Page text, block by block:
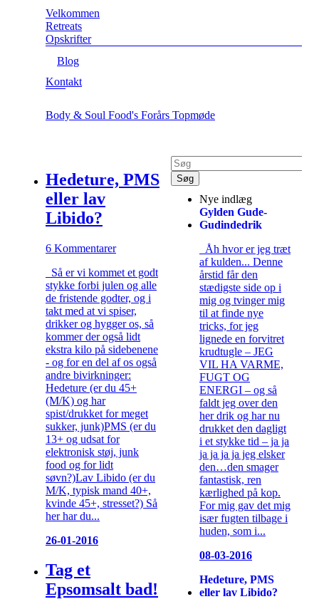
Velkommen
Retreats
Opskrifter
Blog
Kontakt
Body & Soul Food's Forårs Topmøde
Hedeture, PMS
eller lav
Libido?
6 Kommentarer
Så er vi kommet et godt
stykke forbi julen og alle
de fristende godter, og i
takt med at vi spiser,
drikker og hygger os, så
kommer der også lidt
ekstra kilo på sidebenene
- og for en del af os også
andre bivirkninger:
Hedeture (er du 45+
(M/K) og har
spist/drukket for meget
sukker, junk)PMS (er du
13+ og udsat for
elektronisk støj, junk
food og for lidt
søvn?)Lav Libido (er du
M/K, typisk mand 40+,
kvinde 45+, stresset?) Så
her har du...
26-01-2016
Tag et
Epsomsalt bad!
Nye indlæg
Gylden Gude-
Gudindedrik
Åh hvor er jeg træt
af kulden... Denne
årstid får den
stædigste side op i
mig og tvinger mig
til at finde nye
tricks, for jeg
lignede en forvitret
krudtugle – JEG
VIL HA VARME,
FUGT OG
ENERGI – og så
faldt jeg over den
her drik og har nu
drukket den dagligt
i et stykke tid – ja ja
ja ja ja ja jeg elsker
den…den smager
fantastisk, ren
kærlighed på kop.
For mig gav det mig
især fugten tilbage i
huden, som i...
08-03-2016
Hedeture, PMS
eller lav Libido?